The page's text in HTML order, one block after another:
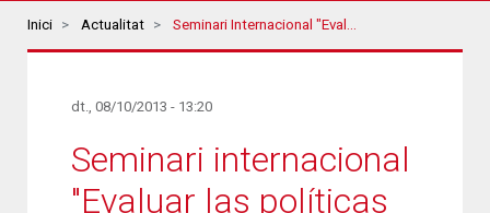
Breadcrumbs
Inici Actualitat Seminari Internacional "Evaluar Las Políticas Públicas Para Un Desarrollo Inclusivo" A Buenos Aires, Amb Participació D’Ivàlua
dt., 08/10/2013 - 13:20
Seminari internacional
"Evaluar las políticas